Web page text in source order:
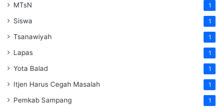
MTsN 1
Siswa 1
Tsanawiyah 1
Lapas 1
Yota Balad 1
Itjen Harus Cegah Masalah 1
Pemkab Sampang 1